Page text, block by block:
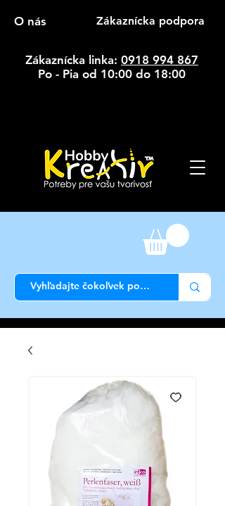
O nás Zákaznícka podpora
Zákaznícka linka: 0918 994 867
Po - Pia od 10:00 do 18:00